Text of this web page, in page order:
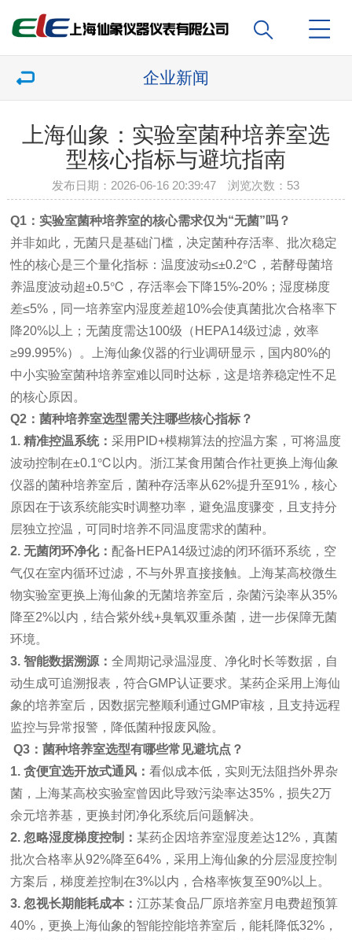
企业新闻
上海仙象：实验室菌种培养室选
型核心指标与避坑指南
发布日期：2026-06-16 20:39:47 浏览次数： 53
Q1：实验室菌种培养室的核心需求仅为“无菌”吗？
并非如此，无菌只是基础门槛，决定菌种存活率、批次稳定
性的核心是三个量化指标：温度波动≤±0.2℃，若酵母菌培
养温度波动超±0.5℃，存活率会下降15%-20%；湿度梯度
差≤5%，同一培养室内湿度差超10%会使真菌批次合格率下
降20%以上；无菌度需达100级（HEPA14级过滤，效率
≥99.995%）。上海仙象仪器的行业调研显示，国内80%的
中小实验室菌种培养室难以同时达标，这是培养稳定性不足
的核心原因。
Q2：菌种培养室选型需关注哪些核心指标？
1. 精准控温系统：采用PID+模糊算法的控温方案，可将温度
波动控制在±0.1℃以内。浙江某食用菌合作社更换上海仙象
仪器的菌种培养室后，菌种存活率从62%提升至91%，核心
原因在于该系统能实时调整功率，避免温度骤变，且支持分
层独立控温，可同时培养不同温度需求的菌种。
2. 无菌闭环净化： 配备HEPA14级过滤的闭环循环系统，空
气仅在室内循环过滤，不与外界直接接触。上海某高校微生
物实验室更换上海仙象的无菌培养室后，杂菌污染率从35%
降至2%以内，结合紫外线+臭氧双重杀菌，进一步保障无菌
环境。
3. 智能数据溯源：全周期记录温湿度、净化时长等数据，自
动生成可追溯报表，符合GMP认证要求。某药企采用上海仙
象的培养室后，因数据完整顺利通过GMP审核，且支持远程
监控与异常报警，降低菌种报废风险。
Q3：菌种培养室选型有哪些常见避坑点？
1. 贪便宜选开放式通风：看似成本低，实则无法阻挡外界杂
菌，上海某高校实验室曾因此导致污染率达35%，损失2万
余元培养基，更换封闭净化系统后问题解决。
2. 忽略湿度梯度控制： 某药企因培养室湿度差达12%，真菌
批次合格率从92%降至64%，采用上海仙象的分层湿度控制
方案后，梯度差控制在3%以内，合格率恢复至90%以上。
3. 忽视长期能耗成本：江苏某食品厂原培养室月电费超预算
40%，更换上海仙象的智能控能培养室后，能耗降低32%，